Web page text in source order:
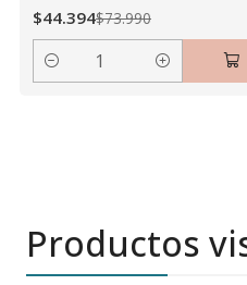
$44.394$73.990
Cantidad
Productos